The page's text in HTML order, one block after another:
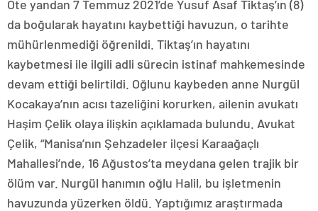
Öte yandan 7 Temmuz 2021’de Yusuf Asaf Tiktaş’ın (8)
da boğularak hayatını kaybettiği havuzun, o tarihte
mühürlenmediği öğrenildi. Tiktaş’ın hayatını
kaybetmesi ile ilgili adli sürecin istinaf mahkemesinde
devam ettiği belirtildi. Oğlunu kaybeden anne Nurgül
Kocakaya’nın acısı tazeliğini korurken, ailenin avukatı
Haşim Çelik olaya ilişkin açıklamada bulundu. Avukat
Çelik, “Manisa’nın Şehzadeler ilçesi Karaağaçlı
Mahallesi’nde, 16 Ağustos’ta meydana gelen trajik bir
ölüm var. Nurgül hanımın oğlu Halil, bu işletmenin
havuzunda yüzerken öldü. Yaptığımız araştırmada